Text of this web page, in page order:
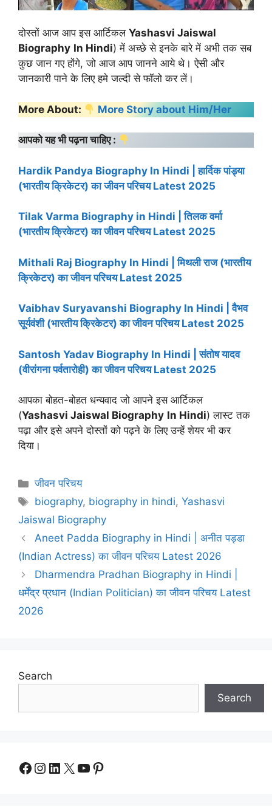
दोस्तों आज आप इस आर्टिकल Yashasvi Jaiswal
Biography In Hindi) में अच्छे से इनके बारे में अभी तक सब
कुछ जान गए होंगे, जो आज आप जानने आये थे। ऐसी और
जानकारी पाने के लिए हमे जल्दी से फॉलो कर लें।
More About: More Story about Him/Her
आपको यह भी पढ़ना चाहिए :
Hardik Pandya Biography In Hindi | हार्दिक पांड्या
(भारतीय क्रिकेटर) का जीवन परिचय Latest 2025
Tilak Varma Biography in Hindi | तिलक वर्मा
(भारतीय क्रिकेटर) का जीवन परिचय Latest 2025
Mithali Raj Biography In Hindi | मिथली राज (भारतीय
क्रिकेटर) का जीवन परिचय Latest 2025
Vaibhav Suryavanshi Biography In Hindi | वैभव
सूर्यवंशी (भारतीय क्रिकेटर) का जीवन परिचय Latest 2025
Santosh Yadav Biography In Hindi | संतोष यादव
(वीरांगना पर्वतारोही) का जीवन परिचय Latest 2025
आपका बोहत-बोहत धन्यवाद जो आपने इस आर्टिकल
(Yashasvi Jaiswal Biography In Hindi) लास्ट तक
पढ़ा और इसे अपने दोस्तों को पढ़ने के लिए उन्हें शेयर भी कर
दिया।
Categories
जीवन परिचय
Tags
biography, biography in hindi,Yashasvi
Jaiswal Biography
Aneet Padda Biography in Hindi | अनीत पड्डा
(Indian Actress) का जीवन परिचय Latest 2026
Dharmendra Pradhan Biography in Hindi |
धर्मेंद्र प्रधान (Indian Politician) का जीवन परिचय Latest
2026
Search
Search
Facebook
Instagram
LinkedIn
X YouTube
Pinterest